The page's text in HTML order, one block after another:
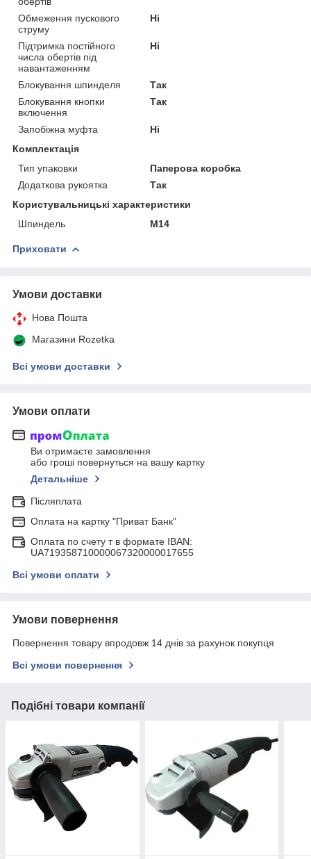
Обмеження пускового
струму
Ні
Підтримка постійного
числа обертів під
навантаженням
Ні
Блокування шпинделя
Так
Блокування кнопки
включення
Так
Запобіжна муфта
Ні
Комплектація
Тип упаковки
Паперова коробка
Додаткова рукоятка
Так
Користувальницькі характеристики
Шпиндель
M14
Приховати
Умови доставки
Нова Пошта
Магазини Rozetka
Всі умови доставки
Умови оплати
Ви отримаєте замовлення
або гроші повернуться на вашу картку
Детальніше
Післяплата
Оплата на картку "Приват Банк"
Оплата по счету т в формате IBAN:
UA719358710000067320000017655
Всі умови оплати
Умови повернення
Повернення товару впродовж 14 днів за рахунок покупця
Всі умови повернення
Подібні товари компанії